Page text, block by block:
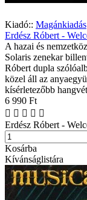
Kiadó:: Magánkiadás
Erdész Róbert -
A hazai és
Solaris zenekar
Róbert dupla
közel áll az
kísérletezőbb
6 990 Ft
Erdész Róbert -
Kosárba
Kívánságlistára